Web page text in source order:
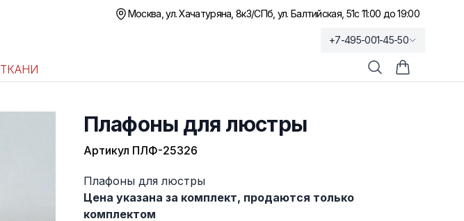
Москва, ул. Хачатуряна, 8к3/СПб, ул. Балтийская, 51с 11:00 до 19:00
ТКАНИ
+7-495-001-45-50
ПоискКорзина
Плафоны для люстры
Артикул ПЛФ-25326
Описание
Плафоны для люстры
Цена указана за комплект, продаются только
комплектом